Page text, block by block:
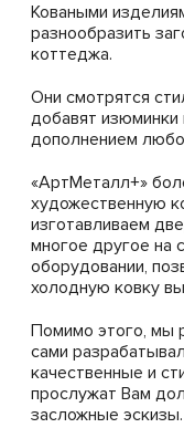
Коваными
разнообразить
коттеджа.
Они смотрятся
добавят изюминки
дополнением
«АртМеталл+»
художественную
изготавливаем
многое другое на
оборудовании,
холодную ковку
Помимо этого, мы
сами
качественные и
прослужат Вам
засложные